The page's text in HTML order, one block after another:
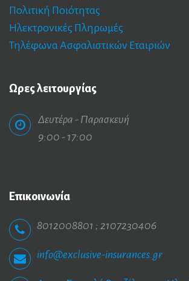
Πολιτική Ποιότητας
Ηλεκτρονικές Πληρωμές
Τηλέφωνα Ασφαλιστικών Εταιριών
Ωρεςλειτουργίας
Δευτέρα - Παρασκευή
9:00 - 17:00
Επικοινωνία
8012008801 ; 2107230406
info@exclusive-insurances.gr